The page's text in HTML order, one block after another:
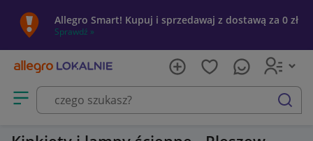
Allegro Smart! Kupuj i sprzedawaj z dostawą za 0 zł
Sprawdź »
Otwórz menu z kategoriami
szukaj